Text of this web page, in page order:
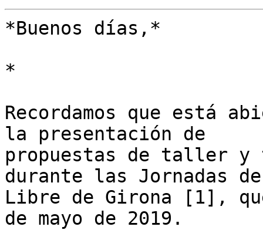
*Buenos días,*
*
Recordamos que está
la presentación de
propuestas de taller
durante las Jornadas
Libre de Girona [1],
de mayo de 2019.